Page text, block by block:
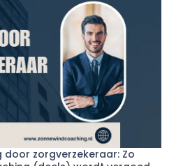
zorgverzekeraar: Zo